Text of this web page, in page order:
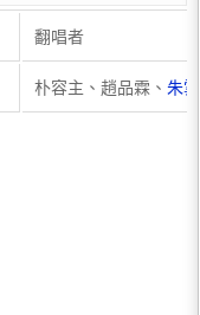
翻唱者
朴容主、趙品霖、 朱